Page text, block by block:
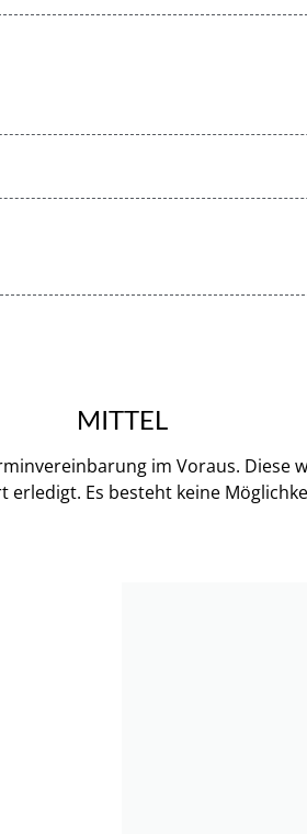
MITTEL
im Voraus.
Es besteht keine